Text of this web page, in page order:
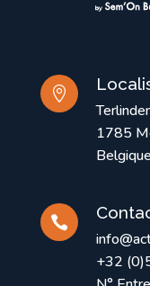

1785
Belgique

+32